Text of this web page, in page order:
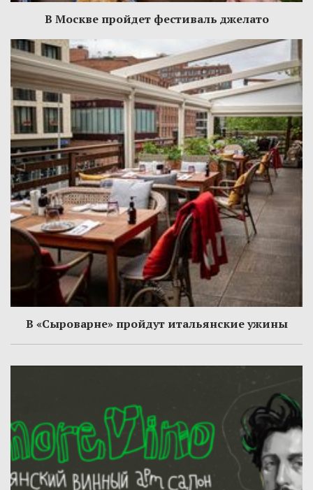
В Москве пройдет фестиваль джелато
В «Сыроварне» пройдут итальянские ужины